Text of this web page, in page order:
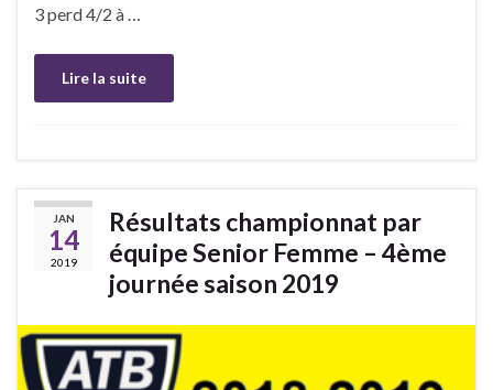
3 perd 4/2 à …
Lire la suite
JAN
14
2019
Résultats championnat par
équipe Senior Femme – 4ème
journée saison 2019